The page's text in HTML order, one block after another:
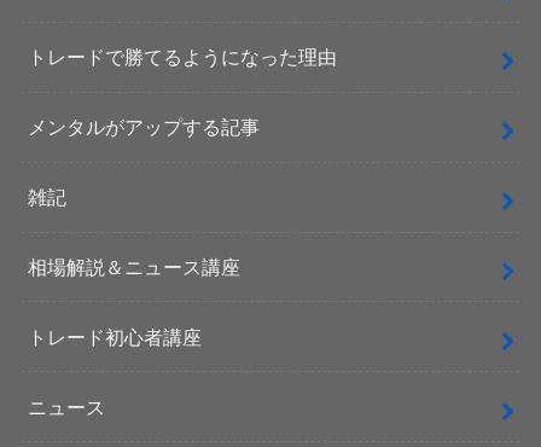
トレードで勝てるようになった理由
メンタルがアップする記事
雑記
相場解説＆ニュース講座
トレード初心者講座
ニュース